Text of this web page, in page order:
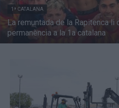
1ª CATALANA
La remuntada de la Rapitenca li
permanència a la 1a catalana